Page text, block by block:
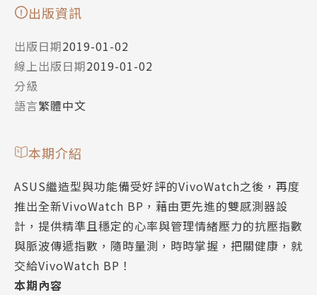
出版資訊
出版日期2019-01-02
線上出版日期2019-01-02
分級
語言繁體中文
本期介紹
ASUS繼造型與功能備受好評的VivoWatch之後，再度
推出全新VivoWatch BP，藉由更先進的雙感測器設
計，提供精準且穩定的心率與管理情緒壓力的抗壓指數
與脈波傳遞指數，隨時量測，時時掌握，把關健康，就
交給VivoWatch BP！
本期內容